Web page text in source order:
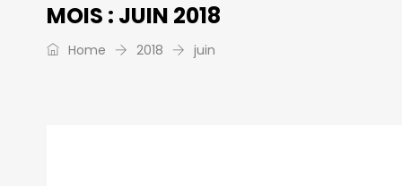
MOIS : JUIN 2018
Home 2018 juin